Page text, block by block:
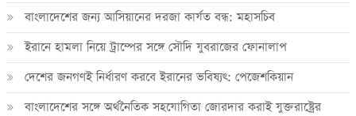
বাংলাদেশের জন্য আসিয়ানের দরজা কার্যত বন্ধ: মহাসচিব
ইরানে হামলা নিয়ে ট্রাম্পের সঙ্গে সৌদি যুবরাজের ফোনালাপ
দেশের জনগণই নির্ধারণ করবে ইরানের ভবিষ্যৎ: পেজেশকিয়ান
বাংলাদেশের সঙ্গে অর্থনৈতিক সহযোগিতা জোরদার করাই যুক্তরাষ্ট্রের